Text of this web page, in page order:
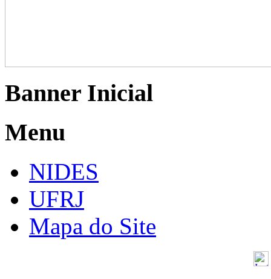
Banner Inicial
Menu
NIDES
UFRJ
Mapa do Site